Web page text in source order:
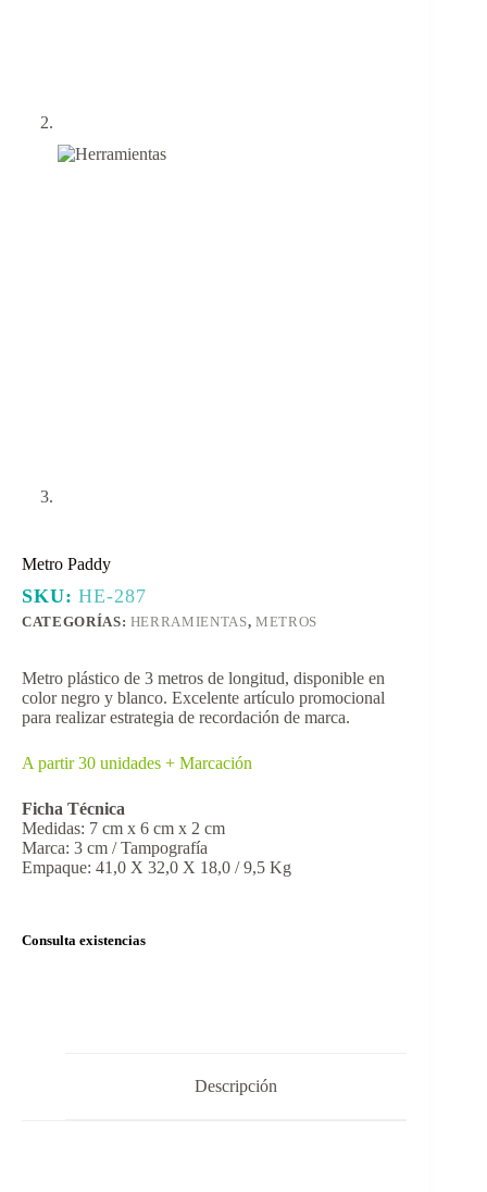
Metro Paddy
SKU:HE-287
CATEGORÍAS: HERRAMIENTAS, METROS
Metro plástico de 3 metros de longitud, disponible en
color negro y blanco. Excelente artículo promocional
para realizar estrategia de recordación de marca.
A partir 30 unidades + Marcación
Ficha Técnica
Medidas: 7 cm x 6 cm x 2 cm
Marca: 3 cm / Tampografía
Empaque: 41,0 X 32,0 X 18,0 / 9,5 Kg
Consulta existencias
Descripción